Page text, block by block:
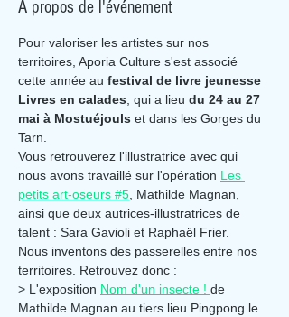
À propos de l'événement
Pour valoriser les artistes sur nos
territoires, Aporia Culture s'est associé
cette année au festival de livre jeunesse
Livres en calades , qui a lieu du 24 au 27
mai à Mostuéjouls et dans les Gorges du
Tarn.
Vous retrouverez l'illustratrice avec qui
nous avons travaillé sur l'opération Les
petits art-oseurs #5 , Mathilde Magnan,
ainsi que deux autrices-illustratrices de
talent : Sara Gavioli et Raphaël Frier.
Nous inventons des passerelles entre nos
territoires. Retrouvez donc :
> L'exposition Nom d'un insecte ! de
Mathilde Magnan au tiers lieu Pingpong le